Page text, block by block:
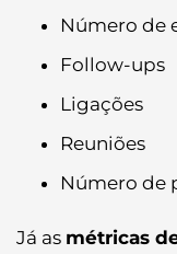
Número de
Follow-ups
Ligações
Reuniões
Número de
Já as métricas